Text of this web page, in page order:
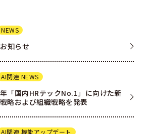
NEWS
知らせ
AI関連 NEWS
「国内HRテックNo.1」に向けた新
略および組織戦略を発表
AI関連 機能アップデート